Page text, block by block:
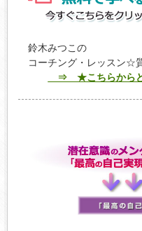
鈴木みつこの
コーチング・レッスン☆
⇒ ★こちらからど